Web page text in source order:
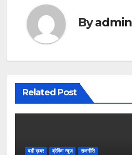
Byadmin
Related Post
बडी ख़बर ब्रेकिंग न्यूज़ राजनीति